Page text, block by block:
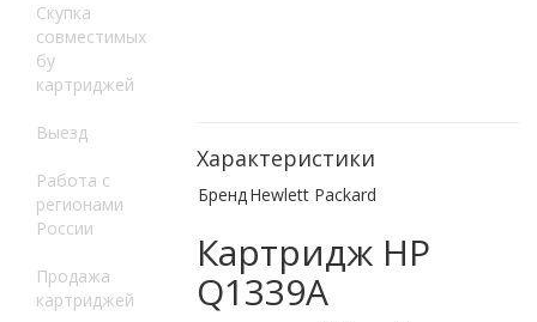
Скупка
совместимых
бу
картриджей
Выезд
Работа с
регионами
России
Продажа
картриджей
Характеристики
БрендHewlett Packard
Картридж HP
Q1339A